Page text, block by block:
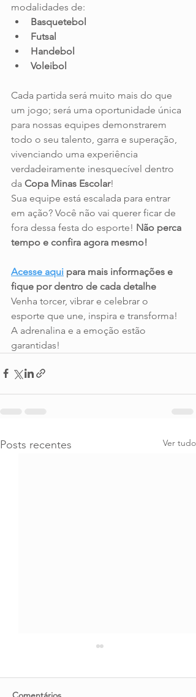
modalidades de:
Basquetebol
Futsal
Handebol
Voleibol
Cada partida será muito mais do que
um jogo; será uma oportunidade única
para nossas equipes demonstrarem
todo o seu talento, garra e superação,
vivenciando uma experiência
verdadeiramente inesquecível dentro
da Copa Minas Escolar!
Sua equipe está escalada para entrar
em ação? Você não vai querer ficar de
fora dessa festa do esporte! Não perca
tempo e confira agora mesmo!
Acesse aqui para mais informações e
fique por dentro de cada detalhe
Venha torcer, vibrar e celebrar o
esporte que une, inspira e transforma!
A adrenalina e a emoção estão
garantidas!
Posts recentes Ver tudo